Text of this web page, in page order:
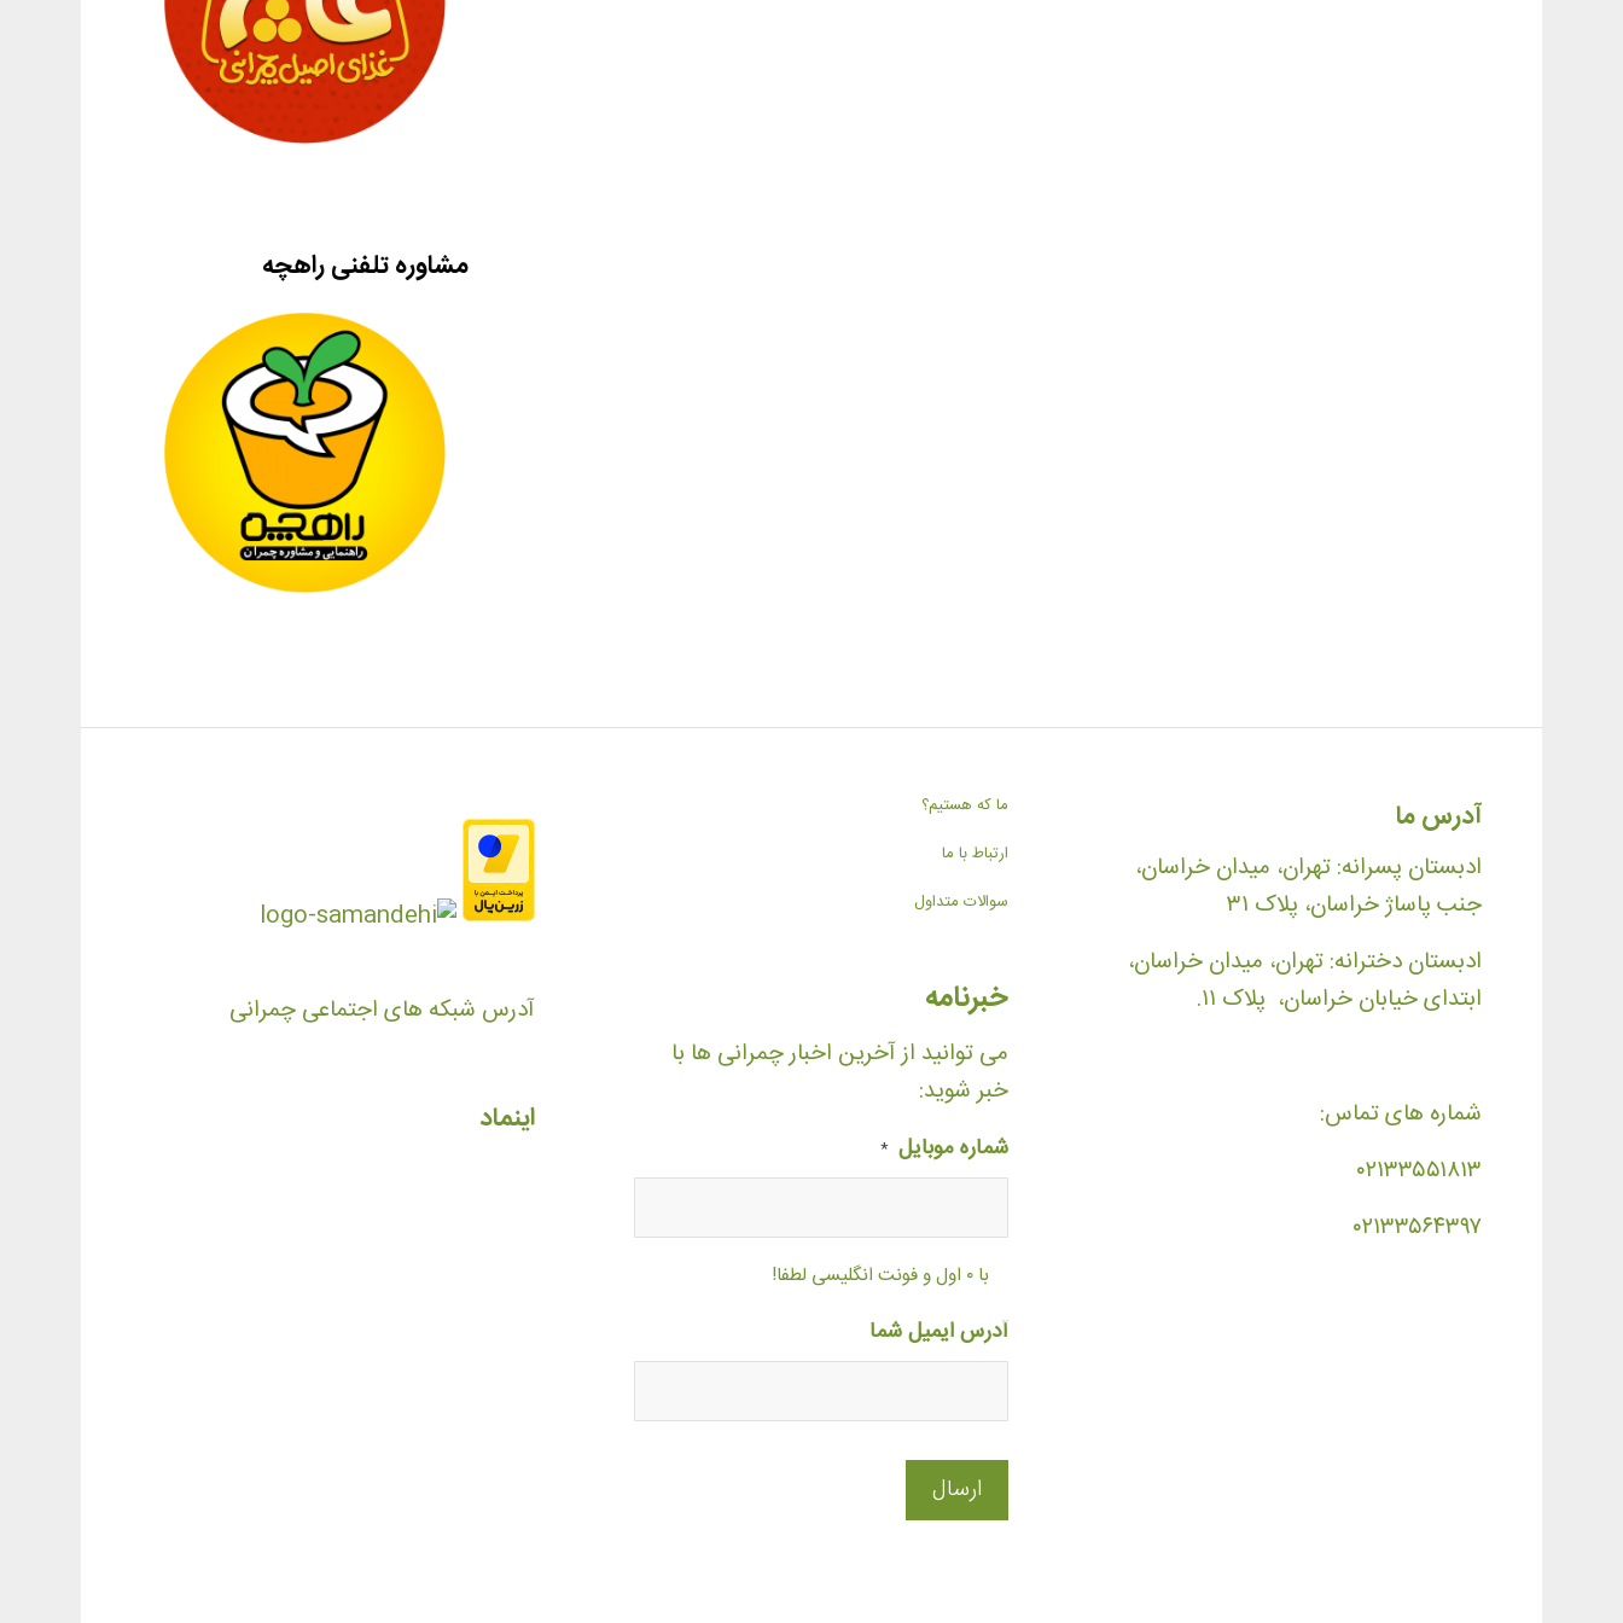
مشاوره تلفنی راهچه
آدرس ما
ادبستان پسرانه: تهران، میدان خراسان،
جنب پاساژ خراسان، پلاک ۳۱
ادبستان دخترانه: تهران، میدان خراسان،
ابتدای خیابان خراسان، پلاک ۱۱.
شماره های تماس:
۰۲۱۳۳۵۵۱۸۱۳
۰۲۱۳۳۵۶۴۳۹۷
ما که هستیم؟
ارتباط با ما
سوالات متداول
خبرنامه
می توانید از آخرین اخبار چمرانی ها با
خبر شوید:
شماره موبایل *
با ۰ اول و فونت انگلیسی لطفا!
آدرس ایمیل شما
آدرس شبکه های اجتماعی چمرانی
اینماد